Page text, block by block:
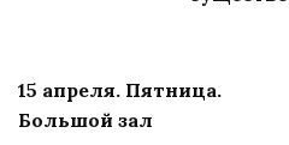
15 апреля. Пятница.
Большой зал